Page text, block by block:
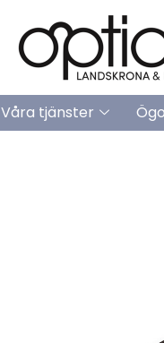
Våra tjänster